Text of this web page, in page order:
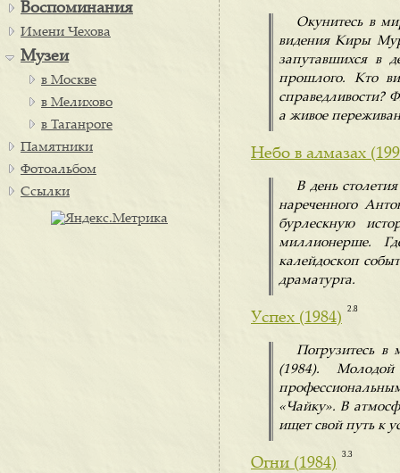
Окунитесь в
видения Киры
запутавшихся в
прошлого. Кто
справедливости?
а живое
Небо в алмазах
В день
нареченного
бурлескную
миллионерше.
калейдоскоп
драматурга.
Успех (1984)
2.8
Погрузитесь в
(1984).
«Чайку». В
ищет свой путь к
Огни (1984)
3.3
Воспоминания
Имени Чехова
Музеи
в Москве
в Мелихово
в Таганроге
Памятники
Фотоальбом
Ссылки